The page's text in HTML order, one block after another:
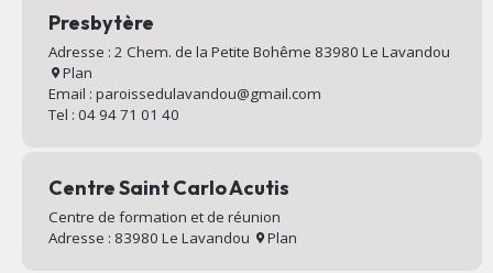
Presbytère
Adresse : 2 Chem. de la Petite Bohême 83980 Le Lavandou
Plan
Email : paroissedulavandou@gmail.com
Tel : 04 94 71 01 40
Centre Saint Carlo Acutis
Centre de formation et de réunion
Adresse : 83980 Le Lavandou
Plan